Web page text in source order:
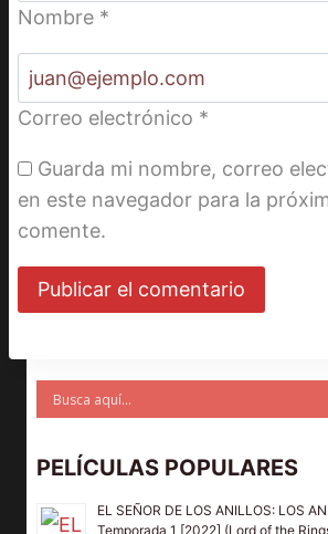
Nombre *
Correo electrónico *
Guarda mi nombre, correo
en este navegador para la
comente.
PELÍCULAS POPULARES
EL SEÑOR DE LOS ANILLOS: LOS
Temporada 1 [2022] (Lord of the